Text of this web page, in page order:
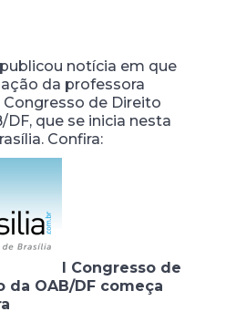
notícia em que
da professora
Congresso de Direito
que se inicia nesta
Confira:
I Congresso de
OAB/DF começa